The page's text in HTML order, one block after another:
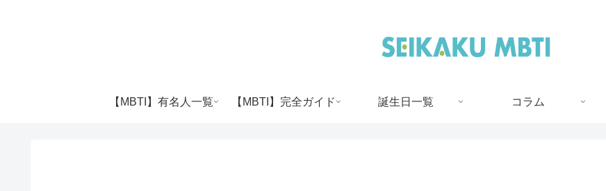
【MBTI】有名人一覧 【MBTI】完全ガイド 誕生日一覧 コラム